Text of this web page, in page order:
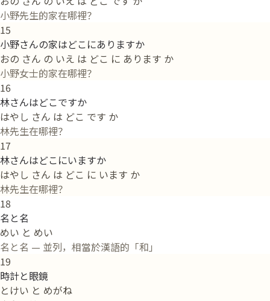
小野先生的家在哪裡？
15
小野さんの家はどこにありますか
おの さん の いえ は どこ に あります か
小野女士的家在哪裡？
16
林さんはどこですか
はやし さん は どこ です か
林先生在哪裡？
17
林さんはどこにいますか
はやし さん は どこ に います か
林先生在哪裡？
18
名と名
めい と めい
名と名 — 並列，相當於漢語的「和」
19
時計と眼鏡
とけい と めがね